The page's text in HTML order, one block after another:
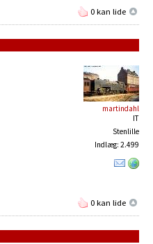
0 kan lide
martindahl
IT
Stenlille
Indlæg: 2.499
0 kan lide